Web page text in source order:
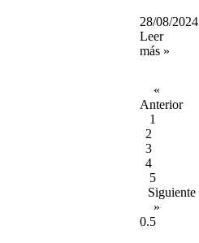
28/08/2024
Leer
más »
«
Anterior
1
2
3
4
5
Siguiente
»